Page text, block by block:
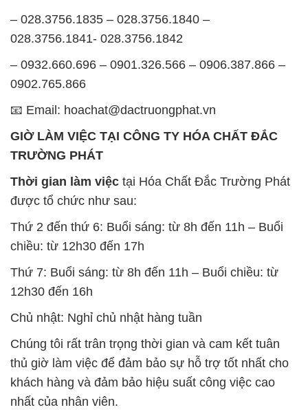
– 028.3756.1835 – 028.3756.1840 –
028.3756.1841- 028.3756.1842
– 0932.660.696 – 0901.326.566 – 0906.387.866 –
0902.765.866
📧 Email: hoachat@dactruongphat.vn
GIỜ LÀM VIỆC TẠI CÔNG TY HÓA CHẤT ĐẮC
TRƯỜNG PHÁT
Thời gian làm việc tại Hóa Chất Đắc Trường Phát
được tổ chức như sau:
Thứ 2 đến thứ 6: Buổi sáng: từ 8h đến 11h – Buổi
chiều: từ 12h30 đến 17h
Thứ 7: Buổi sáng: từ 8h đến 11h – Buổi chiều: từ
12h30 đến 16h
Chủ nhật: Nghỉ chủ nhật hàng tuần
Chúng tôi rất trân trọng thời gian và cam kết tuân
thủ giờ làm việc để đảm bảo sự hỗ trợ tốt nhất cho
khách hàng và đảm bảo hiệu suất công việc cao
nhất của nhân viên.